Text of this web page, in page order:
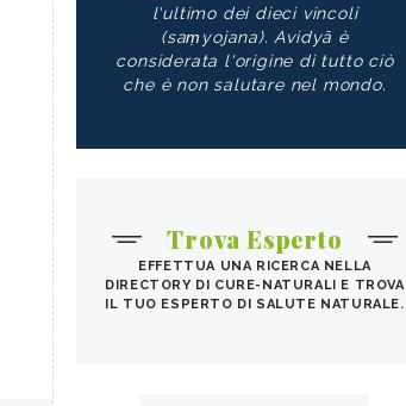
l'ultimo dei dieci vincoli
(saṃyojana). Avidyā è
considerata l'origine di tutto ciò
che è non salutare nel mondo.
Trova Esperto
EFFETTUA UNA RICERCA NELLA
DIRECTORY DI CURE-NATURALI E TROVA
IL TUO ESPERTO DI SALUTE NATURALE.